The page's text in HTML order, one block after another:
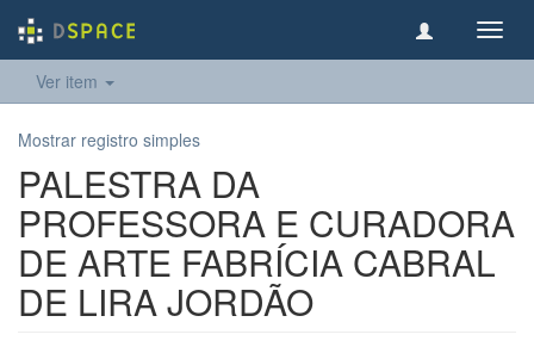
Ver item
Mostrar registro simples
PALESTRA DA
PROFESSORA E CURADORA
DE ARTE FABRÍCIA CABRAL
DE LIRA JORDÃO